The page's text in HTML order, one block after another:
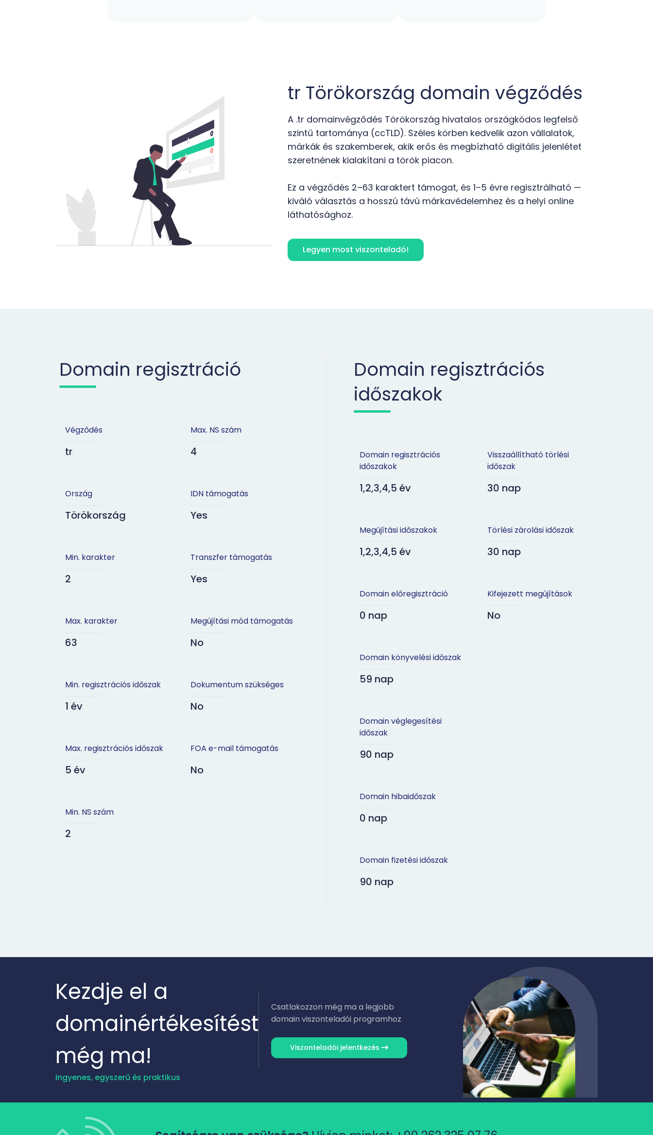
tr Törökország domain végződés
A .tr domainvégződés Törökország hivatalos országkódos legfelső
szintű tartománya (ccTLD). Széles körben kedvelik azon vállalatok,
márkák és szakemberek, akik erős és megbízható digitális jelenlétet
szeretnének kialakítani a török piacon.
Ez a végződés 2–63 karaktert támogat, és 1–5 évre regisztrálható —
kiváló választás a hosszú távú márkavédelemhez és a helyi online
láthatósághoz.
Legyen most viszonteladó!
Domain regisztráció
Végződés
tr
Ország
Törökország
Min. karakter
2
Max. karakter
63
Min. regisztrációs időszak
1 év
Max. regisztrációs időszak
5 év
Min. NS szám
2
Max. NS szám
4
IDN támogatás
Yes
Transzfer támogatás
Yes
Megújítási mód támogatás
No
Dokumentum szükséges
No
FOA e-mail támogatás
No
Domain regisztrációs
időszakok
Domain regisztrációs
időszakok
1,2,3,4,5 év
Megújítási időszakok
1,2,3,4,5 év
Domain előregisztráció
0 nap
Domain könyvelési időszak
59 nap
Domain véglegesítési
időszak
90 nap
Domain hibaidőszak
0 nap
Domain fizetési időszak
90 nap
Visszaállítható törlési
időszak
30 nap
Törlési zárolási időszak
30 nap
Kifejezett megújítások
No
Kezdje el a
domainértékesítést
még ma!
Ingyenes, egyszerű és praktikus
Csatlakozzon még ma a legjobb
domain viszonteladói programhoz
Viszonteladói jelentkezés